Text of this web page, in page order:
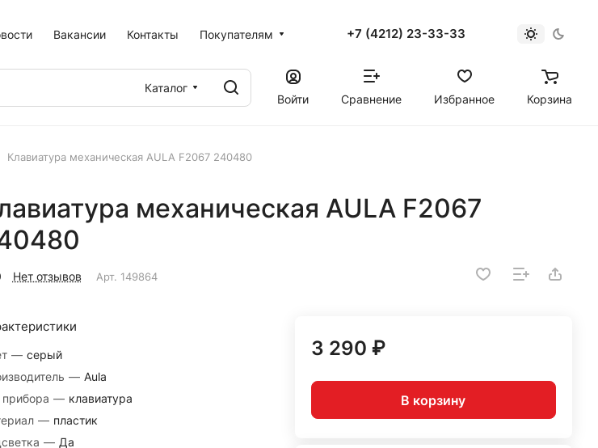
Вакансии Контакты Покупателям +7 (4212) 23-33-33
Каталог
Войти
Сравнение Избранное Корзина
Клавиатура механическая AULA F2067 240480
механическая AULA F2067
Нет отзывов Арт. 149864
— серый
— Aula
прибора — клавиатура
— пластик
— Да
3 290 ₽
В корзину